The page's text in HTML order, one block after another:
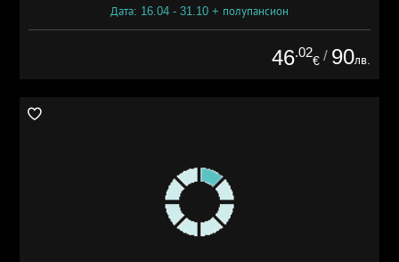
Дата: 16.04 - 31.10 + полупансион
46.02
€ / 90лв.